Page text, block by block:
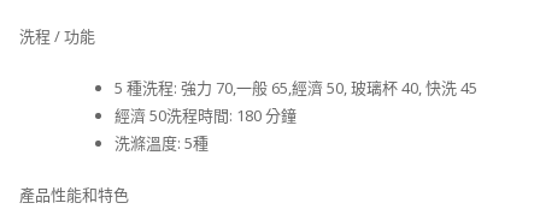
洗程 / 功能
5 種洗程: 強力 70,一般 65,經濟 50, 玻璃杯 40, 快洗 45
經濟 50洗程時間: 180 分鐘
洗滌溫度: 5種
產品性能和特色